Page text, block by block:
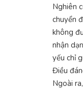
Nghiên
chuyển
không
nhận
yếu chỉ
Điều
Ngoài